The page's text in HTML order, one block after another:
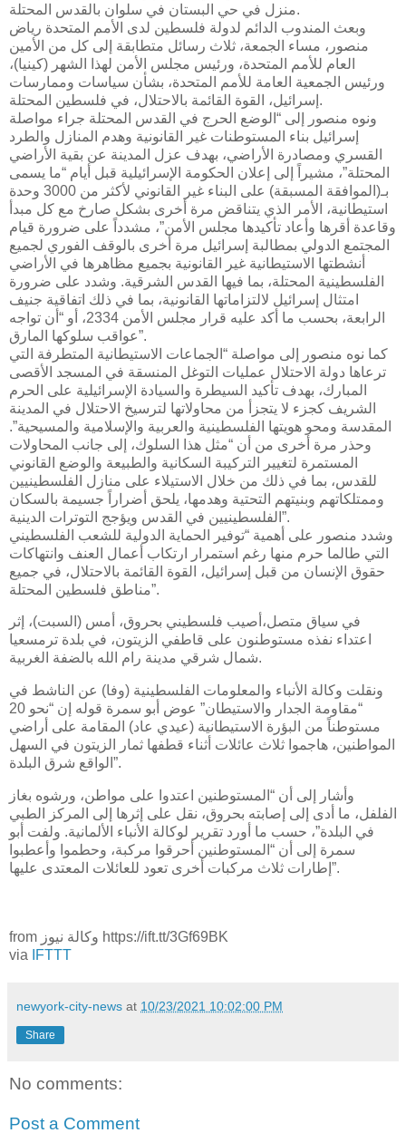
منزل في حي البستان في سلوان بالقدس المحتلة.
وبعث المندوب الدائم لدولة فلسطين لدى الأمم المتحدة رياض
منصور، مساء الجمعة، ثلاث رسائل متطابقة إلى كل من الأمين
العام للأمم المتحدة، ورئيس مجلس الأمن لهذا الشهر (كينيا)،
ورئيس الجمعية العامة للأمم المتحدة، بشأن سياسات وممارسات
إسرائيل، القوة القائمة بالاحتلال، في فلسطين المحتلة.
ونوه منصور إلى “الوضع الحرج في القدس المحتلة جراء مواصلة
إسرائيل بناء المستوطنات غير القانونية وهدم المنازل والطرد
القسري ومصادرة الأراضي، بهدف عزل المدينة عن بقية الأراضي
المحتلة”، مشيراً إلى إعلان الحكومة الإسرائيلية قبل أيام “ما يسمى
بـ(الموافقة المسبقة) على البناء غير القانوني لأكثر من 3000 وحدة
استيطانية، الأمر الذي يتناقض مرة أخرى بشكل صارخ مع كل مبدأ
وقاعدة أقرها وأعاد تأكيدها مجلس الأمن”، مشدداً على ضرورة قيام
المجتمع الدولي بمطالبة إسرائيل مرة أخرى بالوقف الفوري لجميع
أنشطتها الاستيطانية غير القانونية بجميع مظاهرها في الأراضي
الفلسطينية المحتلة، بما فيها القدس الشرقية. وشدد على ضرورة
امتثال إسرائيل لالتزاماتها القانونية، بما في ذلك اتفاقية جنيف
الرابعة، بحسب ما أكد عليه قرار مجلس الأمن 2334، أو “أن تواجه
عواقب سلوكها المارق”.
كما نوه منصور إلى مواصلة “الجماعات الاستيطانية المتطرفة التي
ترعاها دولة الاحتلال عمليات التوغل المنسقة في المسجد الأقصى
المبارك، بهدف تأكيد السيطرة والسيادة الإسرائيلية على الحرم
الشريف كجزء لا يتجزأ من محاولاتها لترسيخ الاحتلال في المدينة
المقدسة ومحو هويتها الفلسطينية والعربية والإسلامية والمسيحية”.
وحذر مرة أخرى من أن “مثل هذا السلوك، إلى جانب المحاولات
المستمرة لتغيير التركيبة السكانية والطبيعة والوضع القانوني
للقدس، بما في ذلك من خلال الاستيلاء على منازل الفلسطينيين
وممتلكاتهم وبنيتهم التحتية وهدمها، يلحق أضراراً جسيمة بالسكان
الفلسطينيين في القدس ويؤجج التوترات الدينية”.
وشدد منصور على أهمية “توفير الحماية الدولية للشعب الفلسطيني
التي طالما حرم منها رغم استمرار ارتكاب أعمال العنف وانتهاكات
حقوق الإنسان من قبل إسرائيل، القوة القائمة بالاحتلال، في جميع
مناطق فلسطين المحتلة”.
في سياق متصل،أصيب فلسطيني بحروق، أمس (السبت)، إثر
اعتداء نفذه مستوطنون على قاطفي الزيتون، في بلدة ترمسعيا
شمال شرقي مدينة رام الله بالضفة الغربية.
ونقلت وكالة الأنباء والمعلومات الفلسطينية (وفا) عن الناشط في
“مقاومة الجدار والاستيطان” عوض أبو سمرة قوله إن “نحو 20
مستوطناً من البؤرة الاستيطانية (عيدي عاد) المقامة على أراضي
المواطنين، هاجموا ثلاث عائلات أثناء قطفها ثمار الزيتون في السهل
الواقع شرق البلدة”.
وأشار إلى أن “المستوطنين اعتدوا على مواطن، ورشوه بغاز
الفلفل، ما أدى إلى إصابته بحروق، نقل على إثرها إلى المركز الطبي
في البلدة”، حسب ما أورد تقرير لوكالة الأنباء الألمانية. ولفت أبو
سمرة إلى أن “المستوطنين أحرقوا مركبة، وحطموا وأعطبوا
إطارات ثلاث مركبات أخرى تعود للعائلات المعتدى عليها”.
from وكالة نيوز https://ift.tt/3Gf69BK
via
IFTTT
newyork-city-news at 10/23/2021 10:02:00 PM
Share
No comments:
Post a Comment